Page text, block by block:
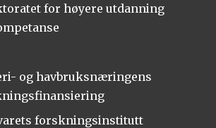
for høyere utdanning
og havbruksnæringens
forskningsinstitutt